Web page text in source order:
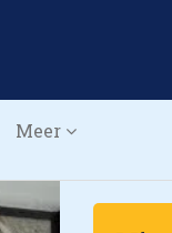
Meer